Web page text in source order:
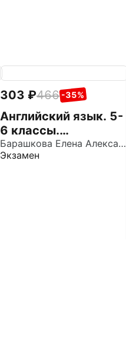
303 466 -35%
Английский язык. 5-
6 классы.
Неправильные
глаголы
Барашкова Елена Александровна
Экзамен